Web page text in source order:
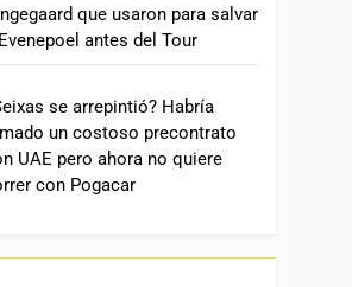
que usaron para salvar
antes del Tour
se arrepintió? Habría
un costoso precontrato
UAE pero ahora no quiere
con Pogacar